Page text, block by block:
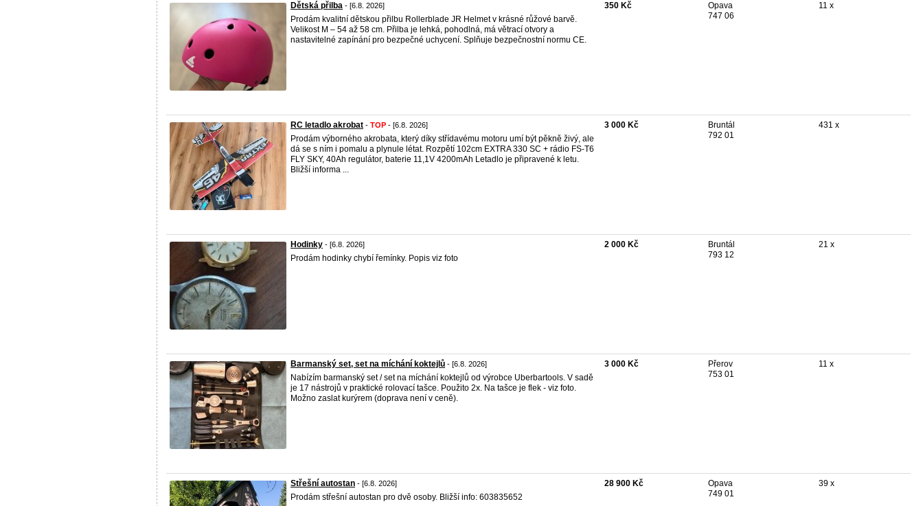
Dětská přilba - [6.8. 2026]
Prodám kvalitní dětskou přilbu Rollerblade JR Helmet v krásné růžové barvě.
Velikost M – 54 až 58 cm. Přilba je lehká, pohodlná, má větrací otvory a
nastavitelné zapínání pro bezpečné uchycení. Splňuje bezpečnostní normu CE.
350 Kč
Opava
747 06
11 x
RC letadlo akrobat - TOP - [6.8. 2026]
Prodám výborného akrobata, který díky střídavému motoru umí být pěkně živý, ale
dá se s ním i pomalu a plynule létat. Rozpětí 102cm EXTRA 330 SC + rádio FS-T6
FLY SKY, 40Ah regulátor, baterie 11,1V 4200mAh Letadlo je připravené k letu.
Bližší informa ...
3 000 Kč
Bruntál
792 01
431 x
Hodinky - [6.8. 2026]
Prodám hodinky chybí řemínky. Popis viz foto
2 000 Kč
Bruntál
793 12
21 x
Barmanský set, set na míchání koktejlů - [6.8. 2026]
Nabízím barmanský set / set na míchání koktejlů od výrobce Uberbartools. V sadě
je 17 nástrojů v praktické rolovací tašce. Použito 2x. Na tašce je flek - viz foto.
Možno zaslat kurýrem (doprava není v ceně).
3 000 Kč
Přerov
753 01
11 x
Střešní autostan - [6.8. 2026]
Prodám střešní autostan pro dvě osoby. Bližší info: 603835652
28 900 Kč
Opava
749 01
39 x